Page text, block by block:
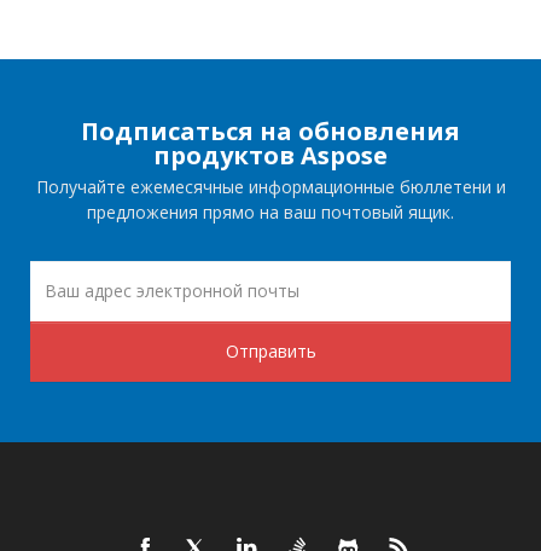
Подписаться на обновления
продуктов Aspose
Получайте ежемесячные информационные бюллетени и
предложения прямо на ваш почтовый ящик.
Отправить